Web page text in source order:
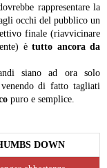
rappresentare la
occhi del pubblico un
finale (riavvicinare
ètutto ancora da
siano ad ora solo
di fatto tagliati
puro e semplice.
DOWN